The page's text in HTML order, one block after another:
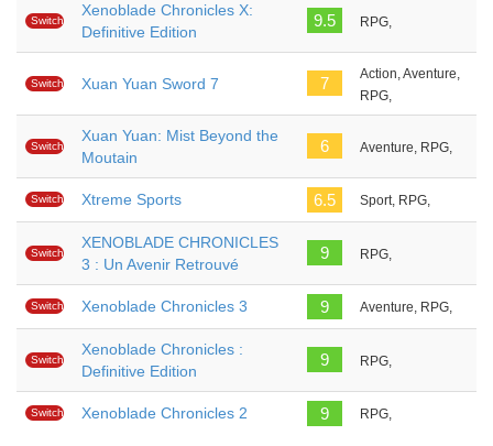
Switch
Xenoblade Chronicles X:
Definitive Edition
9.5 RPG,
Switch Xuan Yuan Sword 7 7
Action, Aventure,
RPG,
Switch
Xuan Yuan: Mist Beyond the
Moutain
6 Aventure, RPG,
Switch Xtreme Sports 6.5 Sport, RPG,
Switch
XENOBLADE CHRONICLES
3 : Un Avenir Retrouvé
9 RPG,
Switch Xenoblade Chronicles 3 9 Aventure, RPG,
Switch
Xenoblade Chronicles :
Definitive Edition
9 RPG,
Switch Xenoblade Chronicles 2 9 RPG,